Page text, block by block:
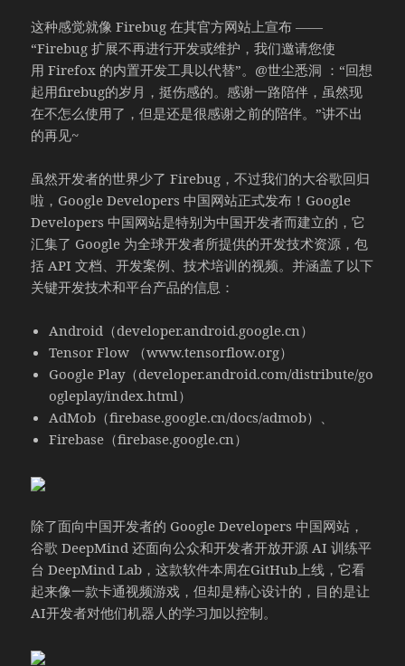
这种感觉就像 Firebug 在其官方网站上宣布 ——
“Firebug 扩展不再进行开发或维护，我们邀请您使
用 Firefox 的内置开发工具以代替”。@世尘悉洞 ：“回想
起用firebug的岁月，挺伤感的。感谢一路陪伴，虽然现
在不怎么使用了，但是还是很感谢之前的陪伴。”讲不出
的再见~
虽然开发者的世界少了 Firebug，不过我们的大谷歌回归
啦，Google Developers 中国网站正式发布！Google
Developers 中国网站是特别为中国开发者而建立的，它
汇集了 Google 为全球开发者所提供的开发技术资源，包
括 API 文档、开发案例、技术培训的视频。并涵盖了以下
关键开发技术和平台产品的信息：
Android（developer.android.google.cn）
Tensor Flow （www.tensorflow.org）
Google Play（developer.android.com/distribute/go
ogleplay/index.html）
AdMob（firebase.google.cn/docs/admob）、
Firebase（firebase.google.cn）
除了面向中国开发者的 Google Developers 中国网站，
谷歌 DeepMind 还面向公众和开发者开放开源 AI 训练平
台 DeepMind Lab，这款软件本周在GitHub上线，它看
起来像一款卡通视频游戏，但却是精心设计的，目的是让
AI开发者对他们机器人的学习加以控制。